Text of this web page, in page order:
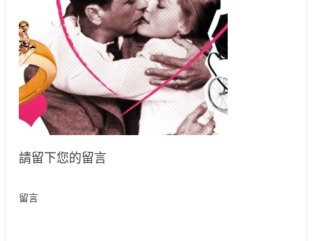
請留下您的留言
留言